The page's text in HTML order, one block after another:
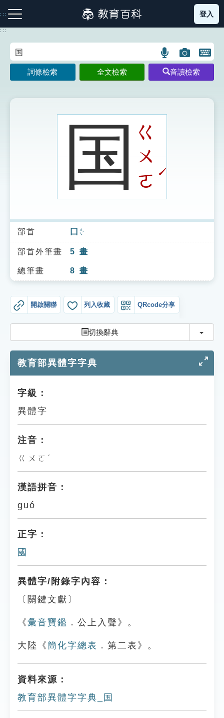
到
主
:::
注音索引圖示 筆畫索引圖示 部首索引表圖示
索引選單
知識索引
單字索引
貓頭鷹博士
登入
:::
語
言
搜
示
圖
片
搜
開
鍵
圖
詞條檢索 全文檢索 音讀檢索
国ㄍ
ㄨ
ㄛ
ˊ
部首 囗 ㄨㄟˊ
部首外筆畫 5 畫
總筆畫 8 畫
開啟關聯 列入收藏 QRcode分享
切換辭典 切換
教育部異體字字典
字級：
異體字
注音：
ㄍㄨㄛˊ
漢語拼音：
guó
正字：
國
異體字/附錄字內容：
〔關鍵文獻〕
《彙音寶鑑 ．公上入聲》。
大陸《簡化字總表 ．第二表》。
資料來源：
教育部異體字字典_国